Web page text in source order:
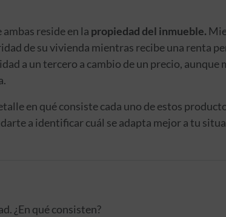
reside en la propiedad del inmueble.
de su vivienda mientras recibe una renta
a un tercero a cambio de un precio, aunque
en qué consiste cada uno de estos
a identificar cuál se adapta mejor a tu
¿En qué consisten?